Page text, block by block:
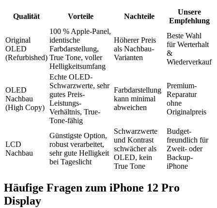
Qualität Vorteile Nachteile
Unsere
Empfehlung
Original
OLED
(Refurbished)
100 % Apple-Panel,
identische
Farbdarstellung,
True Tone, voller
Helligkeitsumfang
Höherer Preis
als Nachbau-
Varianten
Beste Wahl
für Werterhalt
&
Wiederverkauf
OLED
Nachbau
(High Copy)
Echte OLED-
Schwarzwerte, sehr
gutes Preis-
Leistungs-
Verhältnis, True-
Tone-fähig
Farbdarstellung
kann minimal
abweichen
Premium-
Reparatur
ohne
Originalpreis
LCD
Nachbau
Günstigste Option,
robust verarbeitet,
sehr gute Helligkeit
bei Tageslicht
Schwarzwerte
und Kontrast
schwächer als
OLED, kein
True Tone
Budget-
freundlich für
Zweit- oder
Backup-
iPhone
Häufige Fragen zum iPhone 12 Pro
Display